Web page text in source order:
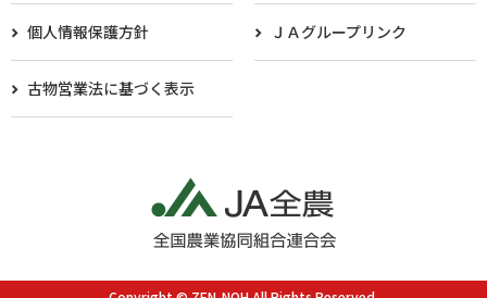
個人情報保護方針 ＪＡグループリンク
古物営業法に基づく表示